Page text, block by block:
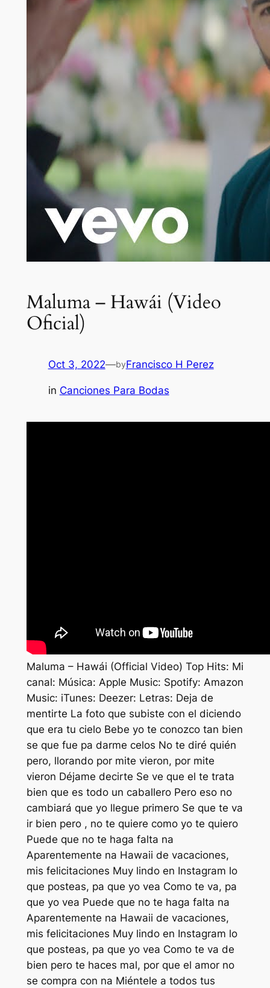
Maluma – Hawái (Video
Oficial)
Oct 3, 2022—byFrancisco H Perez
in Canciones Para Bodas
Maluma – Hawái (Official Video) Top Hits: Mi
canal: Música: Apple Music: Spotify: Amazon
Music: iTunes: Deezer: Letras: Deja de
mentirte La foto que subiste con el diciendo
que era tu cielo Bebe yo te conozco tan bien
se que fue pa darme celos No te diré quién
pero, llorando por mite vieron, por mite
vieron Déjame decirte Se ve que el te trata
bien que es todo un caballero Pero eso no
cambiará que yo llegue primero Se que te va
ir bien pero , no te quiere como yo te quiero
Puede que no te haga falta na
Aparentemente na Hawaii de vacaciones,
mis felicitaciones Muy lindo en Instagram lo
que posteas, pa que yo vea Como te va, pa
que yo vea Puede que no te haga falta na
Aparentemente na Hawaii de vacaciones,
mis felicitaciones Muy lindo en Instagram lo
que posteas, pa que yo vea Como te va de
bien pero te haces mal, por que el amor no
se compra con na Miéntele a todos tus